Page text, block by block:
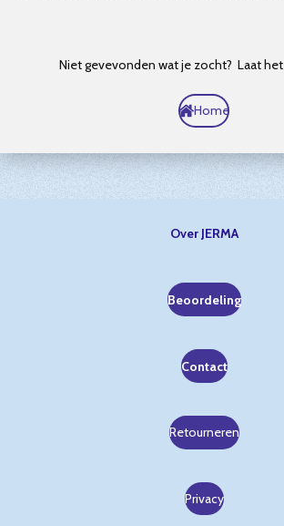
Niet gevevonden wat je zocht? Laat
Home
Over JERMA
Beoordeling
Contact
Retourneren
Privacy